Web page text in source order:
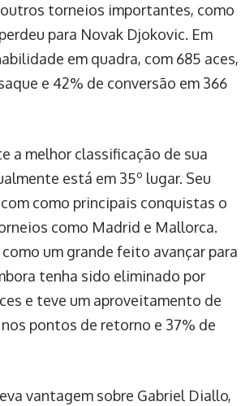
torneios importantes, como
para Novak Djokovic. Em
em quadra, com 685 aces,
e 42% de conversão em 366
a melhor classificação de sua
está em 35º lugar. Seu
como principais conquistas o
como Madrid e Mallorca.
um grande feito avançar para
tenha sido eliminado por
e teve um aproveitamento de
pontos de retorno e 37% de
vantagem sobre Gabriel Diallo,